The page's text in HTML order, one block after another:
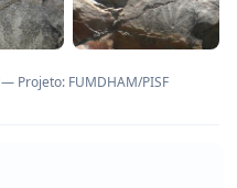
— Projeto: FUMDHAM/PISF